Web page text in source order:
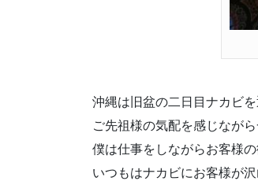
沖縄は旧盆の二日目ナカビを
ご先祖様の気配を感じなが
僕は仕事をしながらお客様
いつもはナカビにお客様が